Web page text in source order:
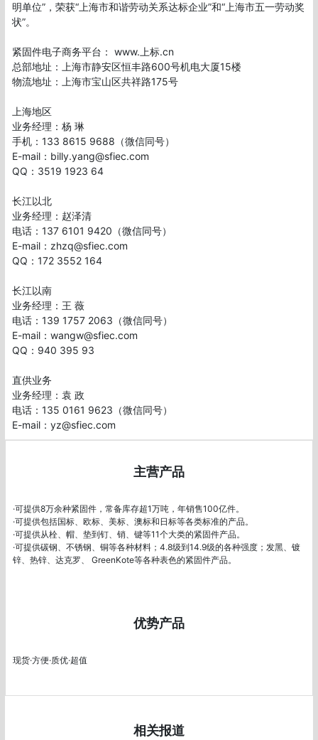
明单位”，荣获“上海市和谐劳动关系达标企业”和“上海市五一劳动奖
状”。
紧固件电子商务平台： www.上标.cn
总部地址：上海市静安区恒丰路600号机电大厦15楼
物流地址：上海市宝山区共祥路175号
上海地区
业务经理：杨 琳
手机：133 8615 9688（微信同号）
E-mail：billy.yang@sfiec.com
QQ：3519 1923 64
长江以北
业务经理：赵泽清
电话：137 6101 9420（微信同号）
E-mail：zhzq@sfiec.com
QQ：172 3552 164
长江以南
业务经理：王 薇
电话：139 1757 2063（微信同号）
E-mail：wangw@sfiec.com
QQ：940 395 93
直供业务
业务经理：袁 政
电话：135 0161 9623（微信同号）
主营产品
·可提供8万余种紧固件，常备库存超1万吨，年销售100亿件。
·可提供包括国标、欧标、美标、澳标和日标等各类标准的产品。
·可提供从栓、帽、垫到钉、销、键等11个大类的紧固件产品。
·可提供碳钢、不锈钢、铜等各种材料；4.8级到14.9级的各种强度；发黑、镀
锌、热锌、达克罗、 GreenKote等各种表色的紧固件产品。
优势产品
现货·方便·质优·超值
相关报道